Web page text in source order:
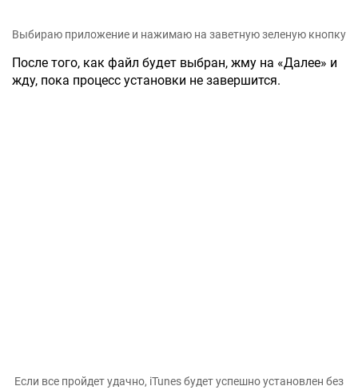
Выбираю приложение и нажимаю на заветную зеленую кнопку
После того, как файл будет выбран, жму на «Далее» и
жду, пока процесс установки не завершится.
Если все пройдет удачно, iTunes будет успешно установлен без